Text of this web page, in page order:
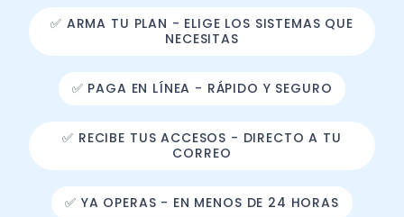
✅ ARMA TU PLAN - ELIGE LOS SISTEMAS QUE
NECESITAS
✅ PAGA EN LÍNEA - RÁPIDO Y SEGURO
✅ RECIBE TUS ACCESOS - DIRECTO A TU
CORREO
✅ YA OPERAS - EN MENOS DE 24 HORAS